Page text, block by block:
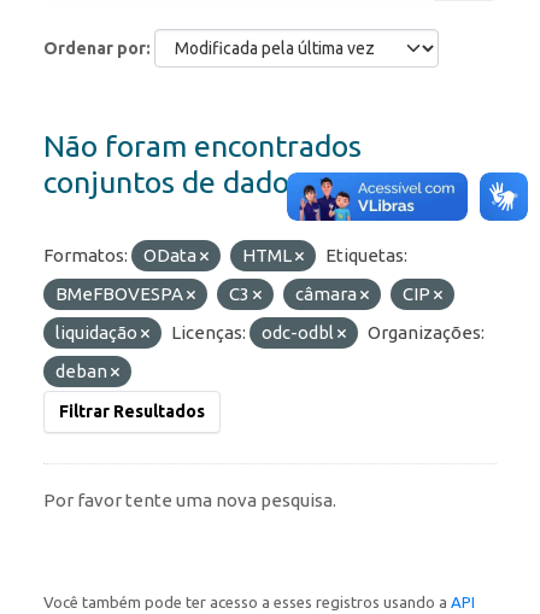
Ordenar por
Não foram encontrados
conjuntos de dados
Formatos: OData HTML
Etiquetas:
BMeFBOVESPA
C3 câmara
CIP
liquidação
Licenças: odc-odbl
Organizações:
deban
Filtrar Resultados
Por favor tente uma nova pesquisa.
Você também pode ter acesso a esses registros usando a API